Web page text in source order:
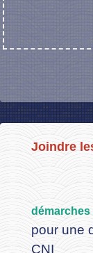
Joindre
démarches
pour une
CNI